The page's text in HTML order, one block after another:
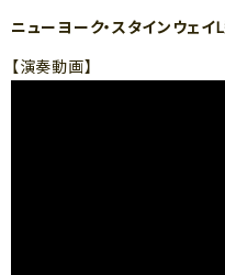
ニューヨーク・スタインウェイ
【演奏動画】